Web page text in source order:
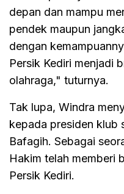
depan dan mampu
pendek maupun
dengan
Persik Kediri menjadi
olahraga," tuturnya.
Tak lupa, Windra
kepada presiden klub
Bafagih. Sebagai
Hakim telah memberi
Persik Kediri.